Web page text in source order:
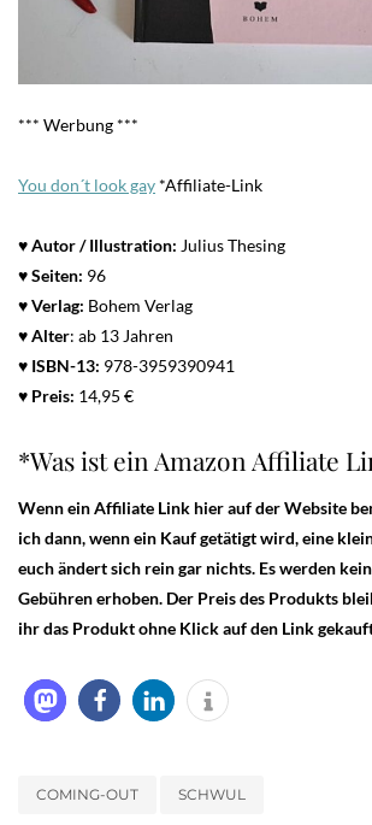
*** Werbung ***
You don´t look gay *Affiliate-Link
♥ Autor / Illustration: Julius Thesing
♥ Seiten: 96
♥ Verlag: Bohem Verlag
♥Alter: ab 13 Jahren
♥ ISBN-13: 978-3959390941
♥ Preis: 14,95 €
*Was ist ein Amazon Affiliate
Wenn ein Affiliate Link hier auf der Website
ich dann, wenn ein Kauf getätigt wird, eine
euch ändert sich rein gar nichts. Es werden
Gebühren erhoben. Der Preis des Produkts
ihr das Produkt ohne Klick auf den Link
COMING-OUT SCHWUL